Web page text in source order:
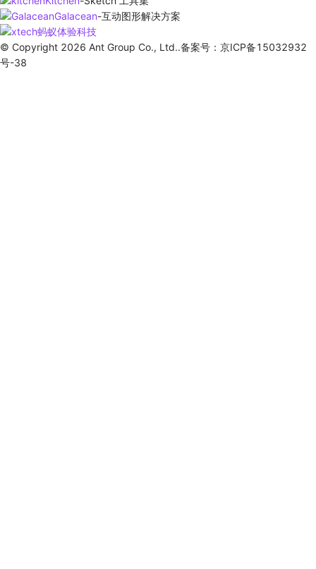
Galacean-互动图形解决方案
蚂蚁体验科技
© Copyright 2026 Ant Group Co., Ltd..备案号：京ICP备15032932
号-38